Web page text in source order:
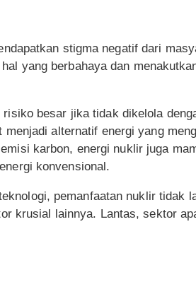
stigma negatif dari
yang berbahaya dan
besar jika tidak dikelola
alternatif energi yang
karbon, energi nuklir juga
konvensional.
pemanfaatan nuklir tidak
krusial lainnya. Lantas, sektor